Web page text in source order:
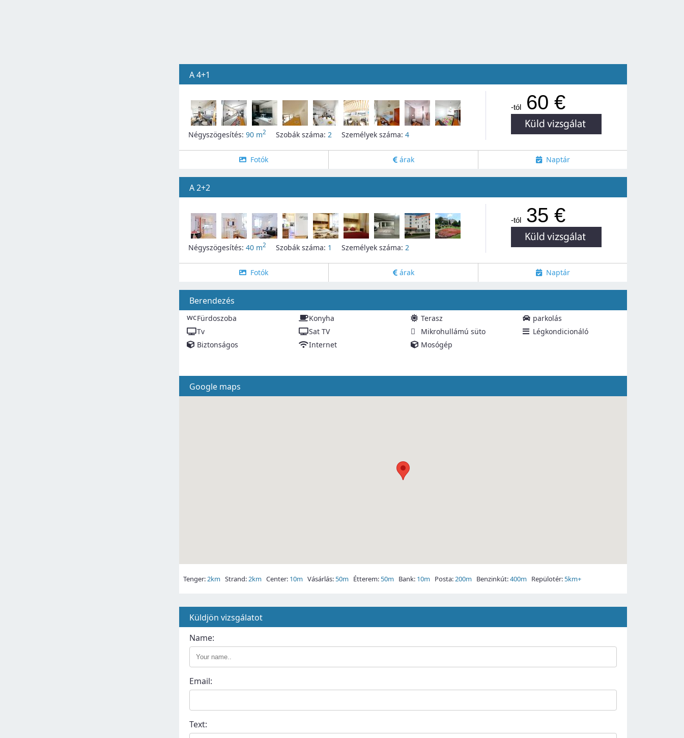
A 4+1
Négyszögesítés: 90 m2 Szobák száma: 2 Személyek száma: 4
-tól 60 €
Fotók árak Naptár
A 2+2
Négyszögesítés: 40 m2 Szobák száma: 1 Személyek száma: 2
-tól 35 €
Fotók árak Naptár
Berendezés
wcFürdoszoba Konyha Terasz
parkolás
Tv
Sat TV Mikrohullámú süto
Légkondicionáló
Biztonságos
Internet Mosógép
Google maps
Tenger:2km Strand:2km Center: 10m Vásárlás: 50m Étterem: 50m Bank: 10m Posta:200m Benzinkút:400m Repülotér: 5km+
Küldjön vizsgálatot
Name:
Email:
Text: